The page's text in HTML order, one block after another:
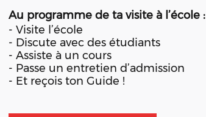
Au programme de ta visite à l’école :
- Visite l’école
- Discute avec des étudiants
- Assiste à un cours
- Passe un entretien d’admission
- Et reçois ton Guide !